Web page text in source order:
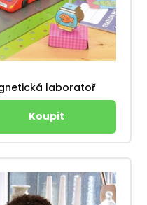
laboratoř